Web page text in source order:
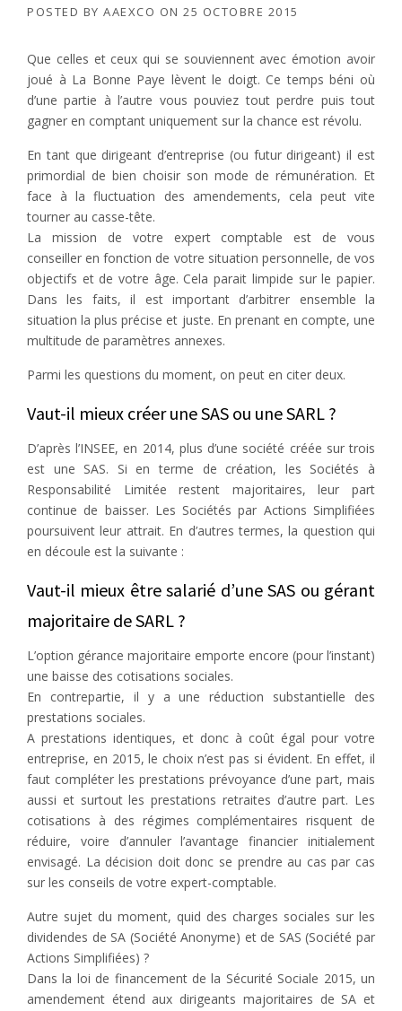
POSTED BY AAEXCO ON 25 OCTOBRE 2015
Que celles et ceux qui se souviennent avec émotion avoir
joué à La Bonne Paye lèvent le doigt. Ce temps béni où
d’une partie à l’autre vous pouviez tout perdre puis tout
gagner en comptant uniquement sur la chance est révolu.
En tant que dirigeant d’entreprise (ou futur dirigeant) il est
primordial de bien choisir son mode de rémunération. Et
face à la fluctuation des amendements, cela peut vite
tourner au casse-tête.
La mission de votre expert comptable est de vous
conseiller en fonction de votre situation personnelle, de vos
objectifs et de votre âge. Cela parait limpide sur le papier.
Dans les faits, il est important d’arbitrer ensemble la
situation la plus précise et juste. En prenant en compte, une
multitude de paramètres annexes.
Parmi les questions du moment, on peut en citer deux.
Vaut-il mieux créer une SAS ou une SARL ?
D’après l’INSEE, en 2014, plus d’une société créée sur trois
est une SAS. Si en terme de création, les Sociétés à
Responsabilité Limitée restent majoritaires, leur part
continue de baisser. Les Sociétés par Actions Simplifiées
poursuivent leur attrait. En d’autres termes, la question qui
en découle est la suivante :
Vaut-il mieux être salarié d’une SAS ou gérant
majoritaire de SARL ?
L’option gérance majoritaire emporte encore (pour l’instant)
une baisse des cotisations sociales.
En contrepartie, il y a une réduction substantielle des
prestations sociales.
A prestations identiques, et donc à coût égal pour votre
entreprise, en 2015, le choix n’est pas si évident. En effet, il
faut compléter les prestations prévoyance d’une part, mais
aussi et surtout les prestations retraites d’autre part. Les
cotisations à des régimes complémentaires risquent de
réduire, voire d’annuler l’avantage financier initialement
envisagé. La décision doit donc se prendre au cas par cas
sur les conseils de votre expert-comptable.
Autre sujet du moment, quid des charges sociales sur les
dividendes de SA (Société Anonyme) et de SAS (Société par
Actions Simplifiées) ?
Dans la loi de financement de la Sécurité Sociale 2015, un
amendement étend aux dirigeants majoritaires de SA et